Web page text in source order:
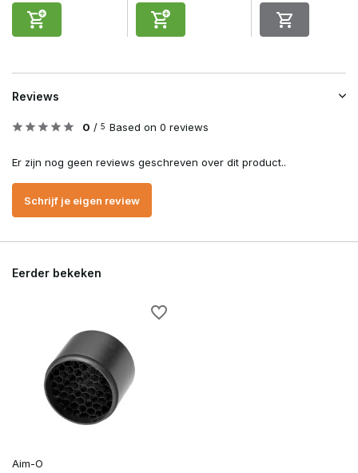
Reviews
0 / 5 Based on 0 reviews
Er zijn nog geen reviews geschreven over dit product..
Schrijf je eigen review
Eerder bekeken
Aim-O